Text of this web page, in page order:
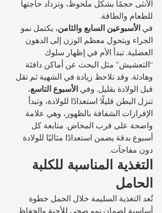
الأنثى حجمًا بشكل ملحوظ، وتزداد حاجتها
للطعام والطاقة.
في الأسبوعين السابع والثامن، يكتمل نمو
الجراء ويتحول معظم الوزن إلى الدهون
العضلية. تبدأ الأم في إظهار سلوك
“التعشيش” مثل البحث عن أماكن دافئة
وهادئة. وقد تلاحظ زيادة في الشهية ثم تقل
قبل الولادة بقليل. وفي الأسبوع التاسع،
تنزل البطن قليلًا استعدادًا للولادة، وتبدأ
الإفرازات الشفافة بالظهور، وهي علامة
واضحة على قرب المخاض. متابعة كل
أسبوع بدقة يضمن استعدادًا مثاليًا للولادة
دون مفاجآت.
التغذية المناسبة للكلبة
الحامل
تُعد التغذية السليمة خلال الحمل خطوة
أساسية لضمان نمو صحي للأجنة والحفاظ